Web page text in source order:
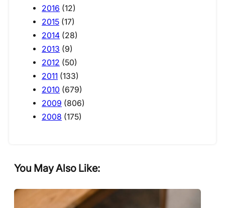
2016 (12)
2015 (17)
2014 (28)
2013 (9)
2012 (50)
2011 (133)
2010 (679)
2009 (806)
2008 (175)
You May Also Like: